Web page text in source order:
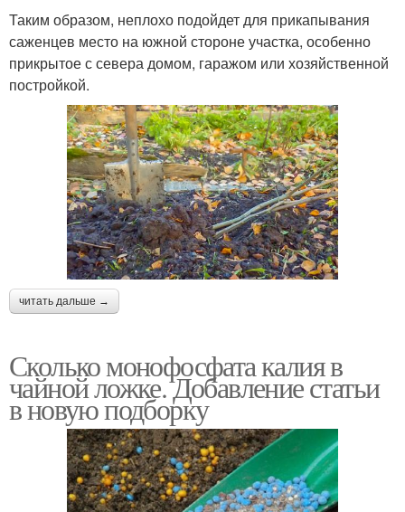
Таким образом, неплохо подойдет для прикапывания
саженцев место на южной стороне участка, особенно
прикрытое с севера домом, гаражом или хозяйственной
постройкой.
читать дальше →
Сколько монофосфата калия в
чайной ложке. Добавление статьи
в новую подборку